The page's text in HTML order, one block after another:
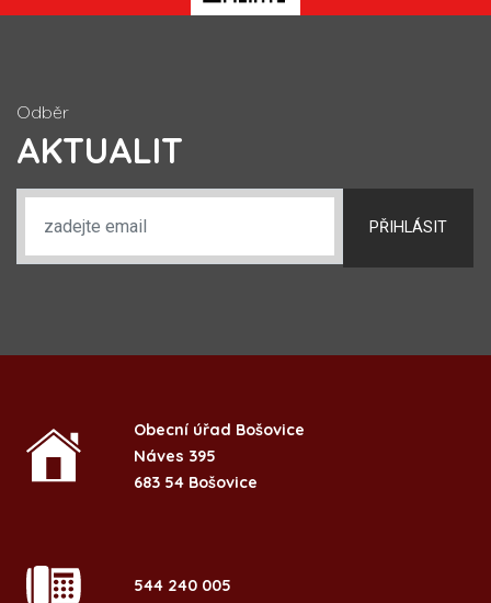
Odběr
AKTUALIT
PŘIHLÁSIT
Obecní úřad Bošovice
Náves 395
683 54 Bošovice
544 240 005